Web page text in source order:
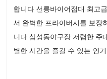
합니다 선릉바이어접대 최고
서 완벽한 프라이버시를 보장
니다 삼성동야구장 저렴한 주
별한 시간을 즐길 수 있는 인